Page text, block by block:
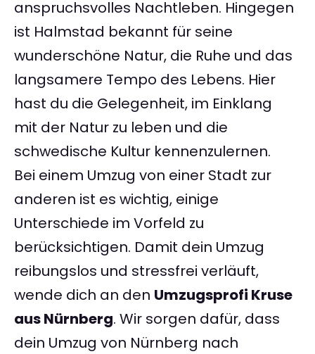
anspruchsvolles Nachtleben. Hingegen
ist Halmstad bekannt für seine
wunderschöne Natur, die Ruhe und das
langsamere Tempo des Lebens. Hier
hast du die Gelegenheit, im Einklang
mit der Natur zu leben und die
schwedische Kultur kennenzulernen.
Bei einem Umzug von einer Stadt zur
anderen ist es wichtig, einige
Unterschiede im Vorfeld zu
berücksichtigen. Damit dein Umzug
reibungslos und stressfrei verläuft,
wende dich an den Umzugsprofi Kruse
aus Nürnberg. Wir sorgen dafür, dass
dein Umzug von Nürnberg nach